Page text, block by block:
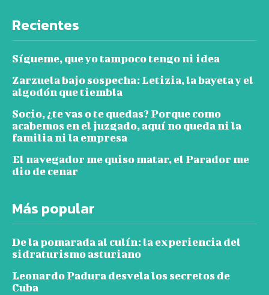
Recientes
Sígueme, que yo tampoco tengo ni idea
Zarzuela bajo sospecha: Letizia, la bayeta y el
algodón que tiembla
Socio, ¿te vas o te quedas? Porque como
acabemos en el juzgado, aquí no queda ni la
familia ni la empresa
El navegador me quiso matar, el Parador me
dio de cenar
Más popular
De la pomarada al culín: la experiencia del
sidraturismo asturiano
Leonardo Padura desvela los secretos de
Cuba